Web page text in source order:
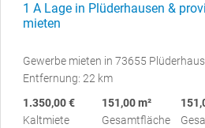
1 A Lage in Plüderhausen &
mieten
Gewerbe mieten in 73655
Entfernung: 22 km
1.350,00 €
Kaltmiete
151,00 m²
Gesamtfläche